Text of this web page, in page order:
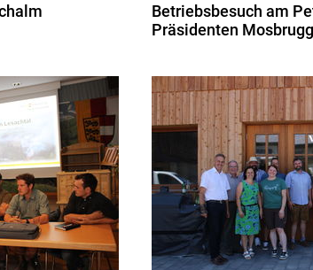
Betriebsbesuch am
Präsidenten